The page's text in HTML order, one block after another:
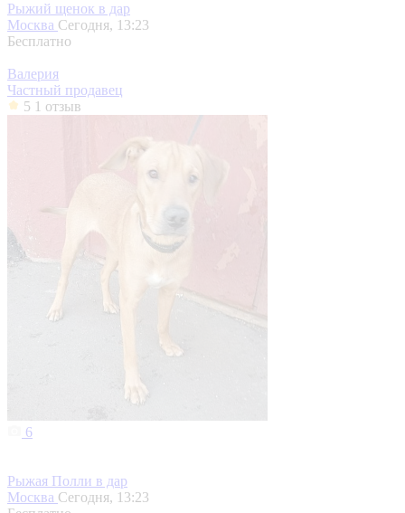
Рыжий щенок в дар
Москва Сегодня, 13:23
Бесплатно
Валерия
Частный продавец
5 1 отзыв
6
Рыжая Полли в дар
Москва Сегодня, 13:23